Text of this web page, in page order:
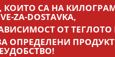
СА НА КИЛОГРАМ
ZA-DOSTAVKA,
ОТ